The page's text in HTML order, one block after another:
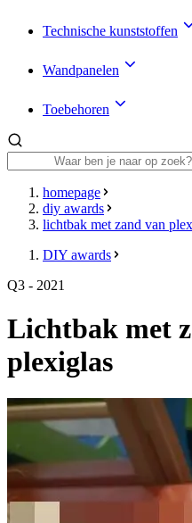
Technische kunststoffen
Wandpanelen
Toebehoren
homepage
diy awards
lichtbak met zand van
DIY awards
Q3 - 2021
Lichtbak met
plexiglas